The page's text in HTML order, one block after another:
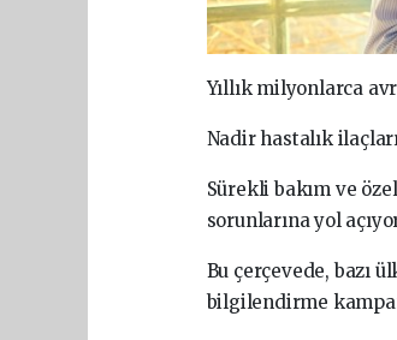
Yıllık milyonlarca
Nadir hastalık
Sürekli bakım ve
sorunlarına yol
Bu çerçevede, bazı
bilgilendirme